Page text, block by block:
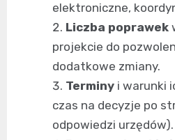
elektroniczne,
Liczba poprawek
projekcie do
dodatkowe zmiany.
Terminy i warunki
czas na decyzje po
odpowiedzi urzędów).